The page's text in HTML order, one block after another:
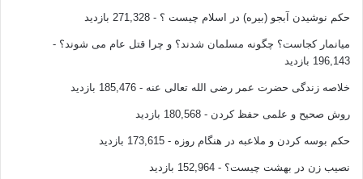
حکم نوشیدن آبجو (بیره) در اسلام چیست ؟ - 271,328 بازدید
میانمار کجاست؟ چگونه مسلمان شدند؟ و چرا قتل عام می شوند؟ -
196,143 بازدید
خلاصه زندگی حضرت عمر رضی الله تعالی عنه - 185,476 بازدید
روش صحیح و علمی حفظ کردن - 180,568 بازدید
حکم بوسه کردن و ملاعبه در هنگام روزه - 173,615 بازدید
نصیب زن در بهشت چیست؟ - 152,964 بازدید